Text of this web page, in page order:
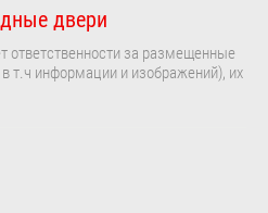
двери
ответственности за размещенные
т.ч информации и изображений), их